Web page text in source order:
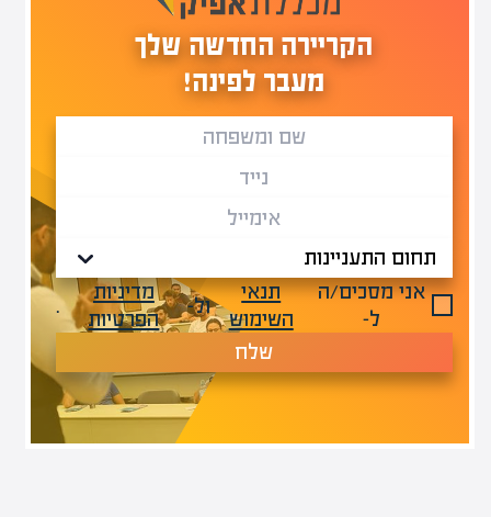
הקריירה החדשה שלך
מעבר לפינה!
אני מסכים/ה
ל-
תנאי
השימוש
ול-
מדיניות
הפרטיות
.
שלח